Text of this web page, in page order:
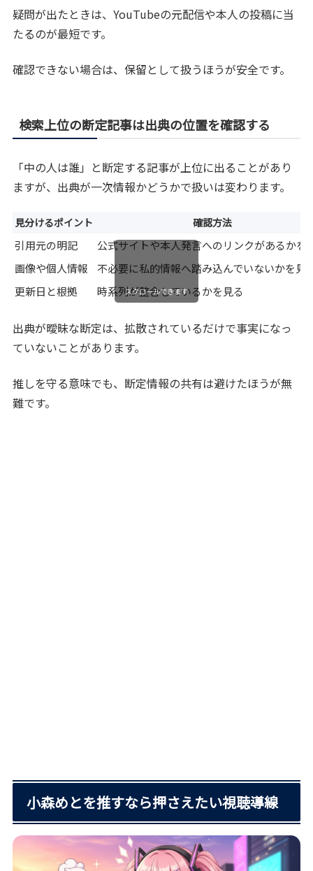
疑問が出たときは、YouTubeの元配信や本人の投稿に当
たるのが最短です。
確認できない場合は、保留として扱うほうが安全です。
検索上位の断定記事は出典の位置を確認する
「中の人は誰」と断定する記事が上位に出ることがあり
ますが、出典が一次情報かどうかで扱いは変わります。
見分けるポイント 確認方法
引用元の明記
公式サイトや本人発言へのリンクがあるかを
画像や個人情報
不必要に私的情報へ踏み込んでいないかを見
更新日と根拠
時系列が整合しているかを見る
スクロールできます
出典が曖昧な断定は、拡散されているだけで事実になっ
ていないことがあります。
推しを守る意味でも、断定情報の共有は避けたほうが無
難です。
小森めとを推すなら押さえたい視聴導線